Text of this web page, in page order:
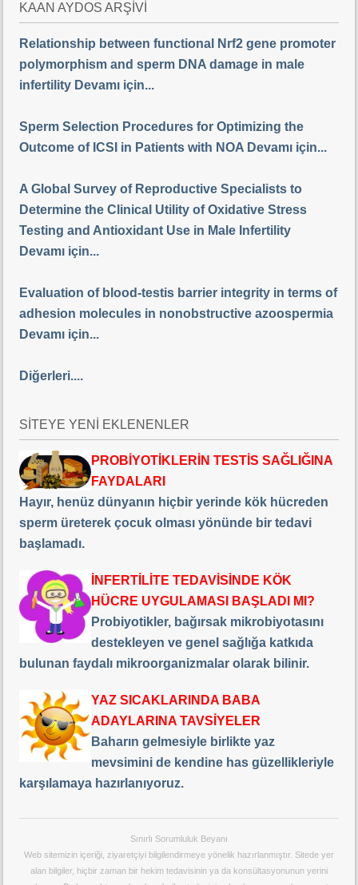
KAAN AYDOS ARŞİVİ
Relationship between functional Nrf2 gene promoter
polymorphism and sperm DNA damage in male
infertility Devamı için...
Sperm Selection Procedures for Optimizing the
Outcome of ICSI in Patients with NOA Devamı için...
A Global Survey of Reproductive Specialists to
Determine the Clinical Utility of Oxidative Stress
Testing and Antioxidant Use in Male Infertility
Devamı için...
Evaluation of blood-testis barrier integrity in terms of
adhesion molecules in nonobstructive azoospermia
Devamı için...
Diğerleri....
SİTEYE YENİ EKLENENLER
PROBİYOTİKLERİN TESTİS SAĞLIĞINA
FAYDALARI
Hayır, henüz dünyanın hiçbir yerinde kök hücreden
sperm üreterek çocuk olması yönünde bir tedavi
başlamadı.
İNFERTİLİTE TEDAVİSİNDE KÖK
HÜCRE UYGULAMASI BAŞLADI MI?
Probiyotikler, bağırsak mikrobiyotasını
destekleyen ve genel sağlığa katkıda
bulunan faydalı mikroorganizmalar olarak bilinir.
YAZ SICAKLARINDA BABA
ADAYLARINA TAVSİYELER
Baharın gelmesiyle birlikte yaz
mevsimini de kendine has güzellikleriyle
karşılamaya hazırlanıyoruz.
Sınırlı Sorumluluk Beyanı
Web sitemizin içeriği, ziyaretçiyi bilgilendirmeye yönelik hazırlanmıştır. Sitede yer
alan bilgiler, hiçbir zaman bir hekim tedavisinin ya da konsültasyonunun yerini